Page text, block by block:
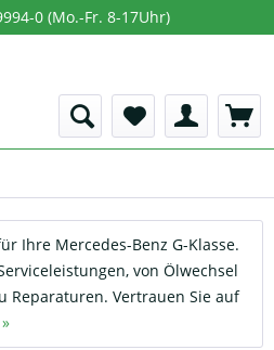
0 (Mo.-Fr. 8-17Uhr)
Ihre Mercedes-Benz G-Klasse.
von Ölwechsel
Reparaturen. Vertrauen Sie auf